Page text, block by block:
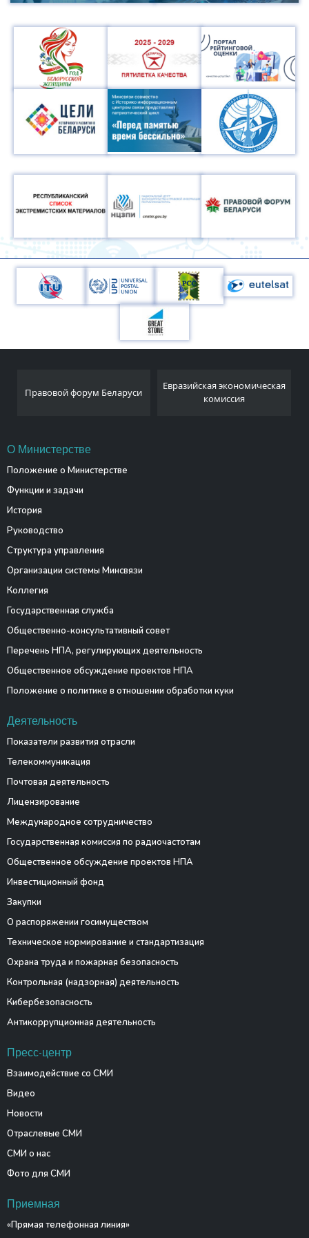
Правовой форум Беларуси
Евразийская экономическая
комиссия
О Министерстве
Положение о Министерстве
Функции и задачи
История
Руководство
Структура управления
Организации системы Минсвязи
Коллегия
Государственная служба
Общественно-консультативный совет
Перечень НПА, регулирующих деятельность
Общественное обсуждение проектов НПА
Положение о политике в отношении обработки куки
Деятельность
Показатели развития отрасли
Телекоммуникация
Почтовая деятельность
Лицензирование
Международное сотрудничество
Государственная комиссия по радиочастотам
Общественное обсуждение проектов НПА
Инвестиционный фонд
Закупки
О распоряжении госимуществом
Техническое нормирование и стандартизация
Охрана труда и пожарная безопасность
Контрольная (надзорная) деятельность
Кибербезопасность
Антикоррупционная деятельность
Пресс-центр
Взаимодействие со СМИ
Видео
Новости
Отраслевые СМИ
СМИ о нас
Фото для СМИ
Приемная
«Прямая телефонная линия»